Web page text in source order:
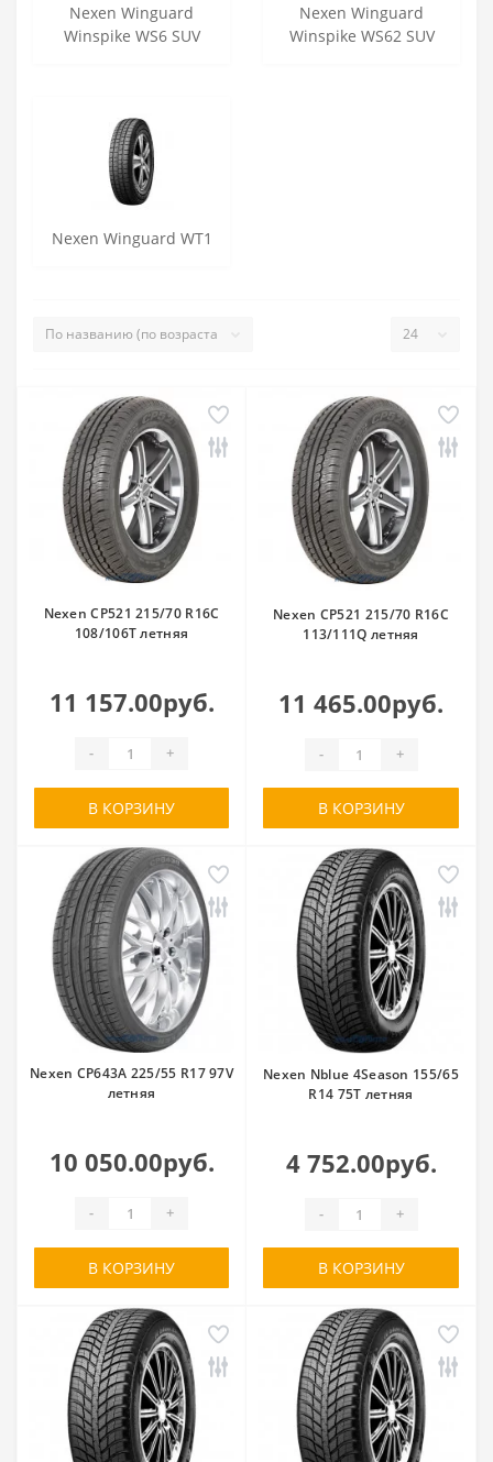
Nexen Winguard
Winspike WS6 SUV
Nexen Winguard
Winspike WS62 SUV
Nexen Winguard WT1
Nexen CP521 215/70 R16C
108/106T летняя
11 157.00руб.
- +
В КОРЗИНУ
Nexen CP521 215/70 R16C
113/111Q летняя
11 465.00руб.
- +
В КОРЗИНУ
Nexen CP643A 225/55 R17 97V
летняя
10 050.00руб.
- +
В КОРЗИНУ
Nexen Nblue 4Season 155/65
R14 75T летняя
4 752.00руб.
- +
В КОРЗИНУ